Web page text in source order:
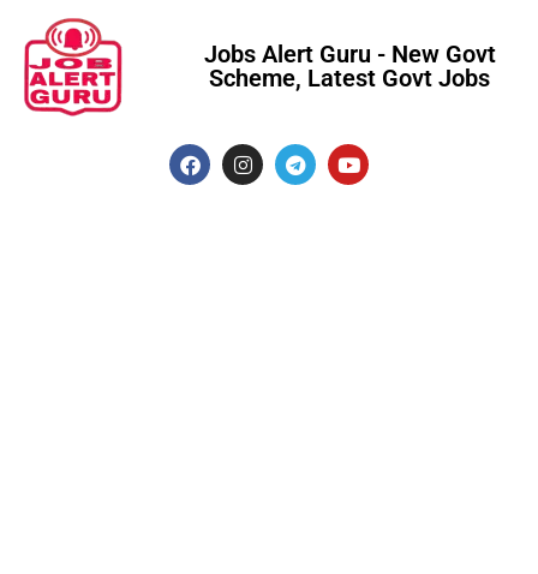
Jobs Alert Guru - New Govt
Scheme, Latest Govt Jobs